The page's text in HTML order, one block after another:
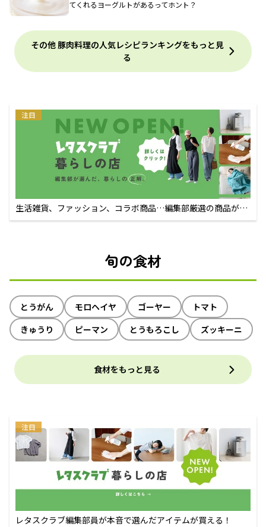
てくれるヨーグルトがあるってホント？
その他 豚肉料理の人気レシピランキングをもっと見
る
注目
生活雑貨、ファッション、コラボ商品…編集部厳選の商品が買
えるECサイト
旬の食材
とうがん モロヘイヤ ゴーヤー
トマト
きゅうり
ピーマン とうもろこし ズッキーニ
食材をもっと見る
注目
レタスクラブ編集部員が本音で選んだアイテムが買える！